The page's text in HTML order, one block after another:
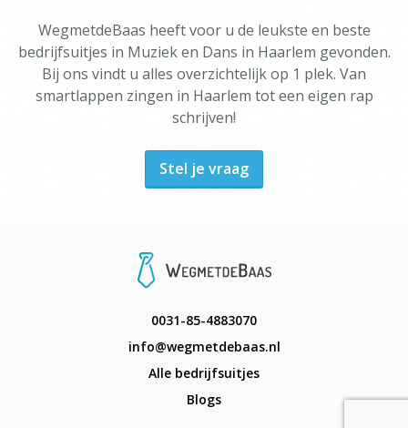
WegmetdeBaas heeft voor u de leukste en beste
bedrijfsuitjes in Muziek en Dans in Haarlem gevonden.
Bij ons vindt u alles overzichtelijk op 1 plek. Van
smartlappen zingen in Haarlem tot een eigen rap
schrijven!
Stel je vraag
0031-85-4883070
info@wegmetdebaas.nl
Alle bedrijfsuitjes
Blogs